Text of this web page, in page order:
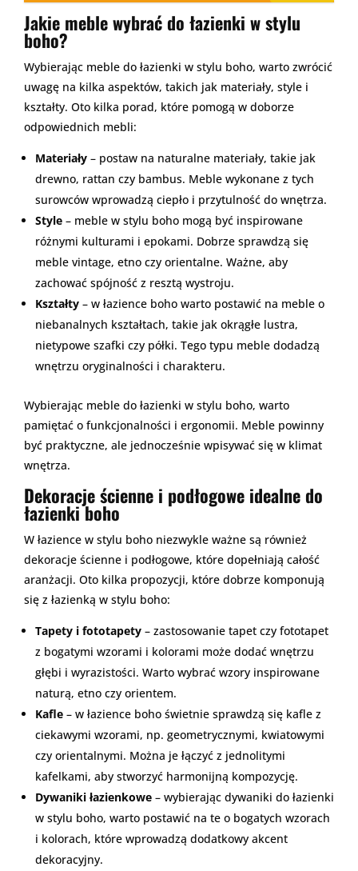
Jakie meble wybrać do łazienki w stylu
boho?
Wybierając meble do łazienki w stylu boho, warto zwrócić
uwagę na kilka aspektów, takich jak materiały, style i
kształty. Oto kilka porad, które pomogą w doborze
odpowiednich mebli:
Materiały – postaw na naturalne materiały, takie jak
drewno, rattan czy bambus. Meble wykonane z tych
surowców wprowadzą ciepło i przytulność do wnętrza.
Style – meble w stylu boho mogą być inspirowane
różnymi kulturami i epokami. Dobrze sprawdzą się
meble vintage, etno czy orientalne. Ważne, aby
zachować spójność z resztą wystroju.
Kształty – w łazience boho warto postawić na meble o
niebanalnych kształtach, takie jak okrągłe lustra,
nietypowe szafki czy półki. Tego typu meble dodadzą
wnętrzu oryginalności i charakteru.
Wybierając meble do łazienki w stylu boho, warto
pamiętać o funkcjonalności i ergonomii. Meble powinny
być praktyczne, ale jednocześnie wpisywać się w klimat
wnętrza.
Dekoracje ścienne i podłogowe idealne do
łazienki boho
W łazience w stylu boho niezwykle ważne są również
dekoracje ścienne i podłogowe, które dopełniają całość
aranżacji. Oto kilka propozycji, które dobrze komponują
się z łazienką w stylu boho:
Tapety i fototapety – zastosowanie tapet czy fototapet
z bogatymi wzorami i kolorami może dodać wnętrzu
głębi i wyrazistości. Warto wybrać wzory inspirowane
naturą, etno czy orientem.
Kafle – w łazience boho świetnie sprawdzą się kafle z
ciekawymi wzorami, np. geometrycznymi, kwiatowymi
czy orientalnymi. Można je łączyć z jednolitymi
kafelkami, aby stworzyć harmonijną kompozycję.
Dywaniki łazienkowe – wybierając dywaniki do łazienki
w stylu boho, warto postawić na te o bogatych wzorach
i kolorach, które wprowadzą dodatkowy akcent
dekoracyjny.